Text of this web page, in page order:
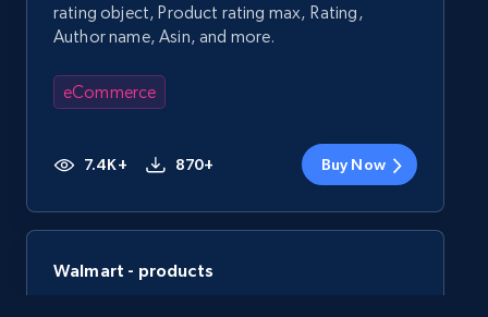
rating object, Product rating max, Rating,
Author name, Asin, and more.
eCommerce
7.4K+ 870+ Buy Now
Walmart - products